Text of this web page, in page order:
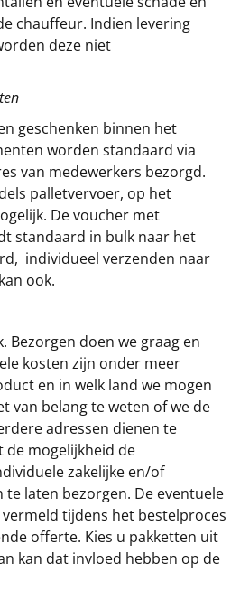
chauffeur. Indien levering
deze niet
geschenken binnen het
worden standaard via
van medewerkers bezorgd.
palletvervoer, op het
De voucher met
standaard in bulk naar het
individueel verzenden naar
ook.
Bezorgen doen we graag en
kosten zijn onder meer
en in welk land we mogen
van belang te weten of we de
adressen dienen te
de mogelijkheid de
zakelijke en/of
laten bezorgen. De eventuele
tijdens het bestelproces
offerte. Kies u pakketten uit
kan dat invloed hebben op de